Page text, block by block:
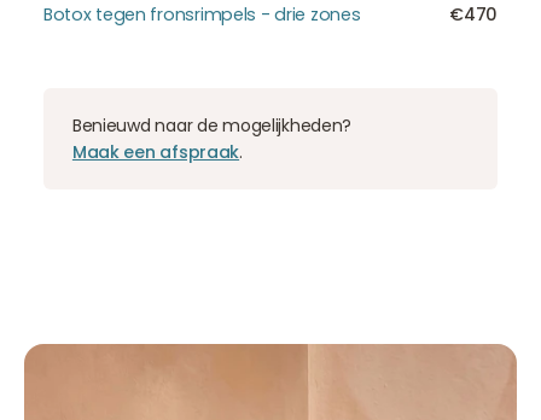
Botox tegen fronsrimpels - drie zones €470
Benieuwd naar de mogelijkheden?
Maak een afspraak.